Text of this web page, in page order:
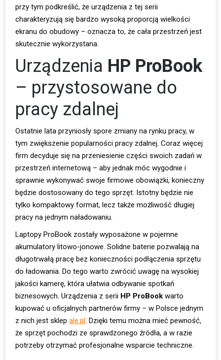
przy tym podkreślić, że urządzenia z tej serii
charakteryzują się bardzo wysoką proporcją wielkości
ekranu do obudowy – oznacza to, że cała przestrzeń jest
skutecznie wykorzystana.
Urządzenia HP ProBook
– przystosowane do
pracy zdalnej
Ostatnie lata przyniosły spore zmiany na rynku pracy, w
tym zwiększenie popularności pracy zdalnej. Coraz więcej
firm decyduje się na przeniesienie części swoich zadań w
przestrzeń internetową – aby jednak móc wygodnie i
sprawnie wykonywać swoje firmowe obowiązki, konieczny
będzie dostosowany do tego sprzęt. Istotny będzie nie
tylko kompaktowy format, lecz także możliwość długiej
pracy na jednym naładowaniu.
Laptopy ProBook zostały wyposażone w pojemne
akumulatory litowo-jonowe. Solidne baterie pozwalają na
długotrwałą pracę bez konieczności podłączenia sprzętu
do ładowania. Do tego warto zwrócić uwagę na wysokiej
jakości kamerę, która ułatwia odbywanie spotkań
biznesowych. Urządzenia z serii HP ProBook warto
kupować u oficjalnych partnerów firmy – w Polsce jednym
z nich jest sklepale.pl. Dzięki temu można mieć pewność,
że sprzęt pochodzi ze sprawdzonego źródła, a w razie
potrzeby otrzymać profesjonalne wsparcie techniczne.